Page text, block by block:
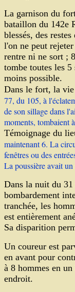
La garnison du
bataillon du 142e
blessés, des
l'on ne peut
rentre ni ne sort ;
tombe toutes les 5
moins possible.
Dans le fort, la
77, du 105, à
de son sillage dans
moments, tombaient
Témoignage du
maintenant 6. La
fenêtres ou des
La poussière avait
Dans la nuit du
bombardement
tranchée, les
est entièrement
Sa disparition
Un coureur est
en avant pour
à 8 hommes en
endroit.